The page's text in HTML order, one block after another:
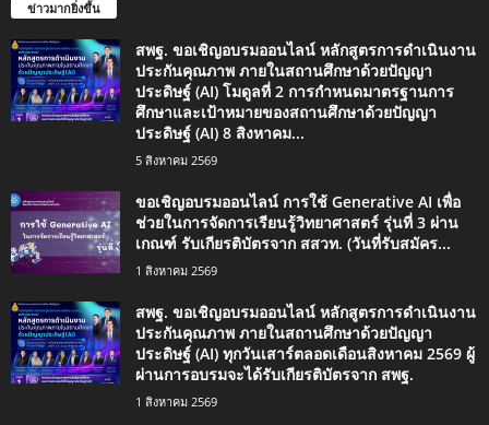
ข่าวมากยิ่งขึ้น
สพฐ. ขอเชิญอบรมออนไลน์ หลักสูตรการดำเนินงาน
ประกันคุณภาพ ภายในสถานศึกษาด้วยปัญญา
ประดิษฐ์ (AI) โมดูลที่ 2 การกำหนดมาตรฐานการ
ศึกษาและเป้าหมายของสถานศึกษาด้วยปัญญา
ประดิษฐ์ (AI) 8 สิงหาคม...
5 สิงหาคม 2569
ขอเชิญอบรมออนไลน์ การใช้ Generative AI เพื่อ
ช่วยในการจัดการเรียนรู้วิทยาศาสตร์ รุ่นที่ 3 ผ่าน
เกณฑ์ รับเกียรติบัตรจาก สสวท. (วันที่รับสมัคร...
1 สิงหาคม 2569
สพฐ. ขอเชิญอบรมออนไลน์ หลักสูตรการดำเนินงาน
ประกันคุณภาพ ภายในสถานศึกษาด้วยปัญญา
ประดิษฐ์ (AI) ทุกวันเสาร์ตลอดเดือนสิงหาคม 2569 ผู้
ผ่านการอบรมจะได้รับเกียรติบัตรจาก สพฐ.
1 สิงหาคม 2569